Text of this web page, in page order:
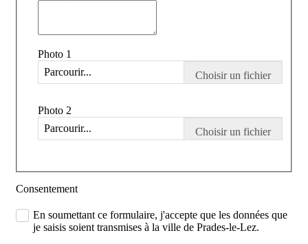
Photo 1
Parcourir...
Photo 2
Parcourir...
Consentement
En soumettant ce formulaire, j'accepte que les données que
je saisis soient transmises à la ville de Prades-le-Lez.